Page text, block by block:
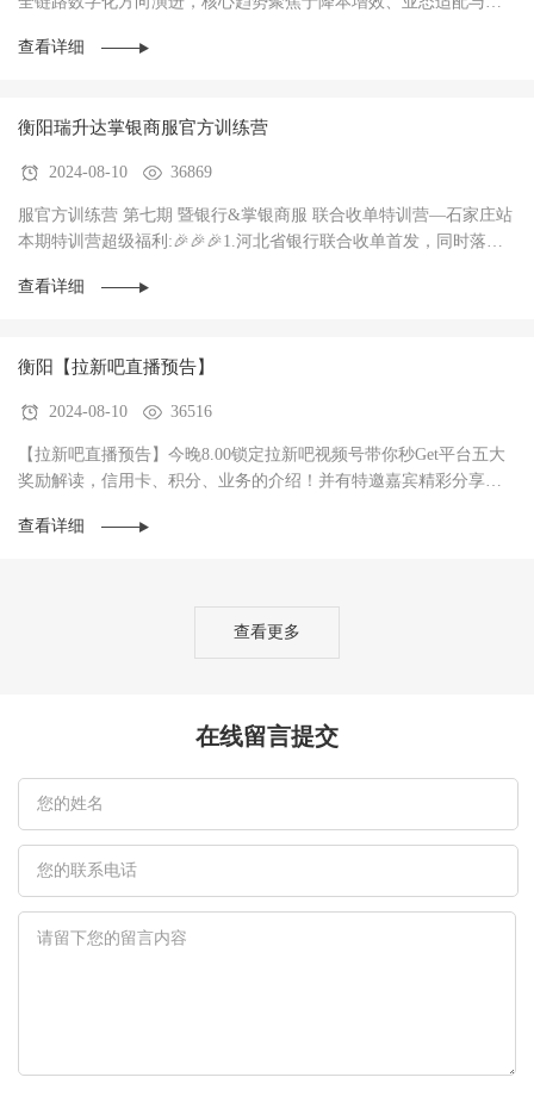
查看详细
衡阳瑞升达掌银商服官方训练营
2024-08-10 36869
服官方训练营 第七期 暨银行&掌银商服 联合收单特训营—石家庄站
本期特训营超级福利:🎉🎉🎉1.河北省银行联合收单首发，同时落地3
查看详细
衡阳【拉新吧直播预告】
2024-08-10 36516
【拉新吧直播预告】今晚8.00锁定拉新吧视频号带你秒Get平台五大
奖励解读，信用卡、积分、业务的介绍！并有特邀嘉宾精彩分享！
查看详细
查看更多
在线留言提交